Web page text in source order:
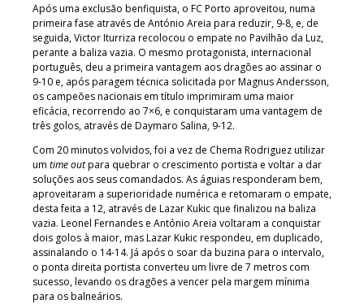
Após uma exclusão benfiquista, o FC Porto aproveitou, numa
primeira fase através de António Areia para reduzir, 9-8, e, de
seguida, Victor Iturriza recolocou o empate no Pavilhão da Luz,
perante a baliza vazia. O mesmo protagonista, internacional
português, deu a primeira vantagem aos dragões ao assinar o
9-10 e, após paragem técnica solicitada por Magnus Andersson,
os campeões nacionais em título imprimiram uma maior
eficácia, recorrendo ao 7×6, e conquistaram uma vantagem de
três golos, através de Daymaro Salina, 9-12.
Com 20 minutos volvidos, foi a vez de Chema Rodriguez utilizar
um time outpara quebrar o crescimento portista e voltar a dar
soluções aos seus comandados. As águias responderam bem,
aproveitaram a superioridade numérica e retomaram o empate,
desta feita a 12, através de Lazar Kukic que finalizou na baliza
vazia. Leonel Fernandes e António Areia voltaram a conquistar
dois golos à maior, mas Lazar Kukic respondeu, em duplicado,
assinalando o 14-14. Já após o soar da buzina para o intervalo,
o ponta direita portista converteu um livre de 7 metros com
sucesso, levando os dragões a vencer pela margem mínima
para os balneários.